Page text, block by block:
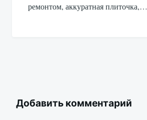
ремонтом, аккуратная плиточка,…
Добавить комментарий